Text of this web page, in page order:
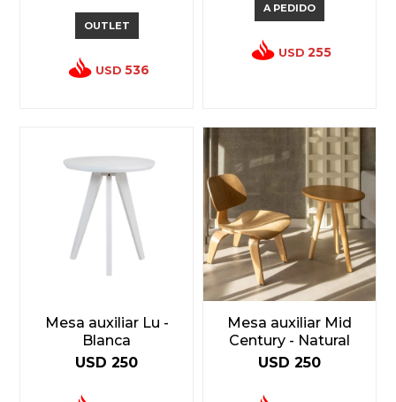
OUTLET
USD 536
A PEDIDO
USD 255
Mesa auxiliar Lu -
Blanca
USD 250
Mesa auxiliar Mid
Century - Natural
USD 250